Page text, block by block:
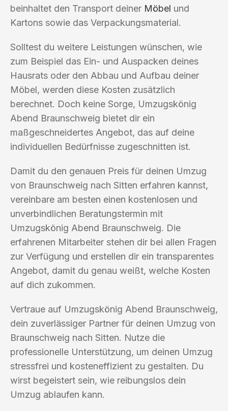
beinhaltet den Transport deiner Möbel und
Kartons sowie das Verpackungsmaterial.
Solltest du weitere Leistungen wünschen, wie
zum Beispiel das Ein- und Auspacken deines
Hausrats oder den Abbau und Aufbau deiner
Möbel, werden diese Kosten zusätzlich
berechnet. Doch keine Sorge, Umzugskönig
Abend Braunschweig bietet dir ein
maßgeschneidertes Angebot, das auf deine
individuellen Bedürfnisse zugeschnitten ist.
Damit du den genauen Preis für deinen Umzug
von Braunschweig nach Sitten erfahren kannst,
vereinbare am besten einen kostenlosen und
unverbindlichen Beratungstermin mit
Umzugskönig Abend Braunschweig. Die
erfahrenen Mitarbeiter stehen dir bei allen Fragen
zur Verfügung und erstellen dir ein transparentes
Angebot, damit du genau weißt, welche Kosten
auf dich zukommen.
Vertraue auf Umzugskönig Abend Braunschweig,
dein zuverlässiger Partner für deinen Umzug von
Braunschweig nach Sitten. Nutze die
professionelle Unterstützung, um deinen Umzug
stressfrei und kosteneffizient zu gestalten. Du
wirst begeistert sein, wie reibungslos dein
Umzug ablaufen kann.